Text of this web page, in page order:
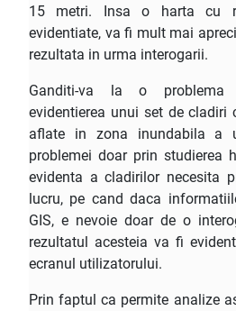
15 metri. Insa o harta cu
evidentiate, va fi mult mai
rezultata in urma interogarii.
Ganditi-va la o
evidentierea unui set de cladiri
aflate in zona inundabila a
problemei doar prin studierea
evidenta a cladirilor necesita
lucru, pe cand daca
GIS, e nevoie doar de o
rezultatul acesteia va fi
ecranul utilizatorului.
Prin faptul ca permite analize